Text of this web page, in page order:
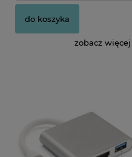
do koszyka
zobacz więcej